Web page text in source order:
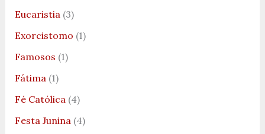
Eucaristia(3)
Exorcistomo (1)
Famosos (1)
Fátima(1)
Fé Católica(4)
Festa Junina(4)